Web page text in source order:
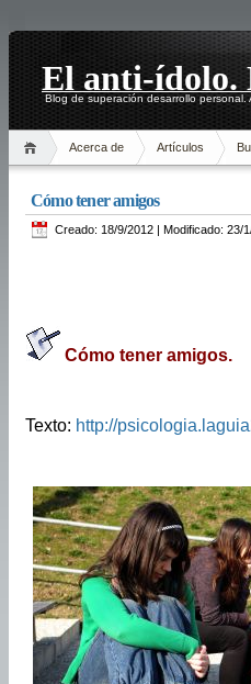
El anti-ídolo.
Blog de superación desarrollo
Acerca de Artículos
Cómo tener amigos
Creado: 18/9/2012 | Modificado: 23/
Cómo tener amigos.
Texto: http://